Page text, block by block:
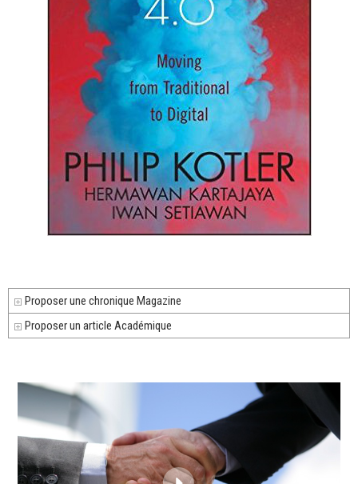
Proposer une chronique Magazine
Proposer un article Académique